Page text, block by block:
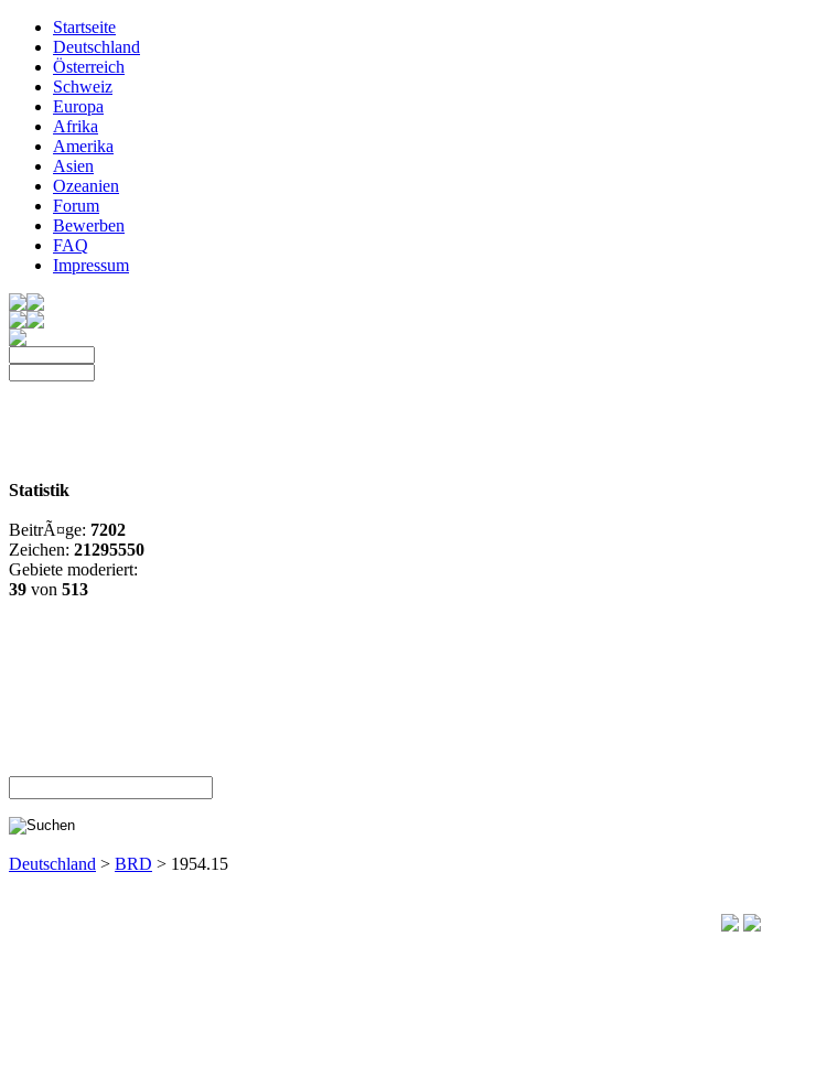
Startseite
Deutschland
Österreich
Schweiz
Europa
Afrika
Amerika
Asien
Ozeanien
Forum
Bewerben
FAQ
Impressum
Statistik
BeitrÃ¤ge: 7202
Zeichen: 21295550
Gebiete moderiert:
39 von 513
Deutschland > BRD > 1954.15